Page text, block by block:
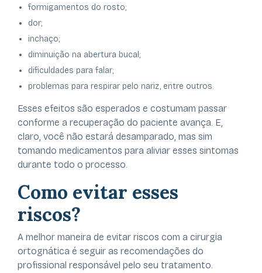
formigamentos do rosto;
dor;
inchaço;
diminuição na abertura bucal;
dificuldades para falar;
problemas para respirar pelo nariz, entre outros.
Esses efeitos são esperados e costumam passar
conforme a recuperação do paciente avança. E,
claro, você não estará desamparado, mas sim
tomando medicamentos para aliviar esses sintomas
durante todo o processo.
Como evitar esses
riscos?
A melhor maneira de evitar riscos com a cirurgia
ortognática é seguir as recomendações do
profissional responsável pelo seu tratamento.